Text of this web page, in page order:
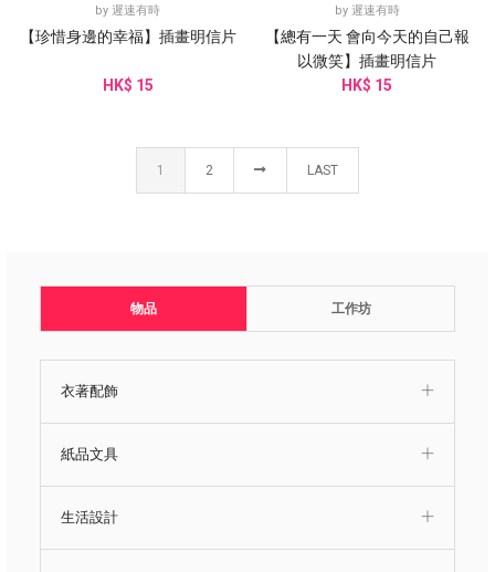
物品 工作坊
衣著配飾
紙品文具
生活設計
by遲速有時
【珍惜身邊的幸福】插畫明信片
HK$ 15
by 遲速有時
【總有一天 會向今天的自己報
以微笑】插畫明信片
HK$ 15
1 2 LAST